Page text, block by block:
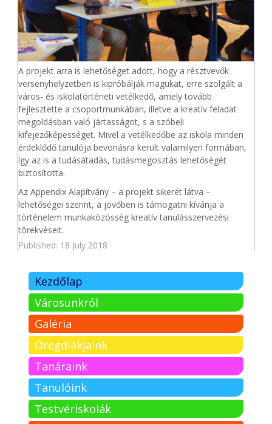
A projekt arra is lehetőséget adott, hogy a résztvevők
versenyhelyzetben is kipróbálják magukat, erre szolgált a
város- és iskolatörténeti vetélkedő, amely tovább
fejlesztette a csoportmunkában, illetve a kreatív feladat
megoldásban való jártasságot, s a szóbeli
kifejezőképességet. Mivel a vetélkedőbe az iskola minden
érdeklődő tanulója bevonásra került valamilyen formában,
így az is a tudásátadás, tudásmegosztás lehetőségét
biztosította.
Az Appendix Alapítvány – a projekt sikerét látva –
lehetőségei szerint, a jövőben is támogatni kívánja a
történelem munkaközösség kreatív tanulásszervezési
törekvéseit.
Published: 18 July 2018
Kezdőlap
Városunkról
Galéria
Öregdiákjaink
Tanáraink
Tanulóink
Testvériskolák